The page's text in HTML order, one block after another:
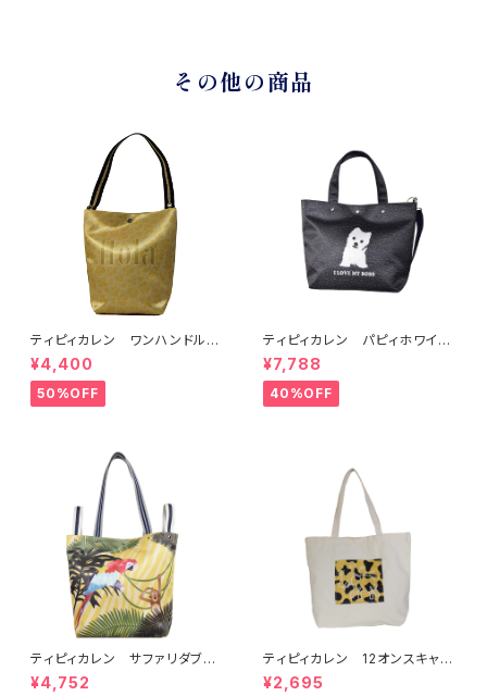
その他の商品
ティピィカレン ワンハンドルホ
ースゴールド2WAYバゲットバッ
グ
¥4,400
50%OFF
ティピィカレン パピィホワイト
テリア2WAYハンドバッグ
¥7,788
40%OFF
ティピィカレン サファリダブル
ハンドルビッグトートバッグ
¥4,752
ティピィカレン 12オンスキャン
バスチーター柄ビッグマイバッグ
¥2,695